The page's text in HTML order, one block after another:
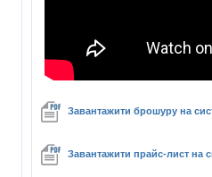
Завантажити брошуру на
Завантажити прайс-лист на